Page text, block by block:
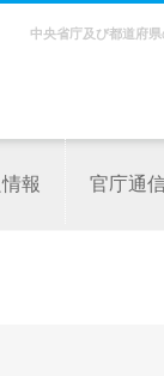
中央省庁及び都道府
報 官庁通